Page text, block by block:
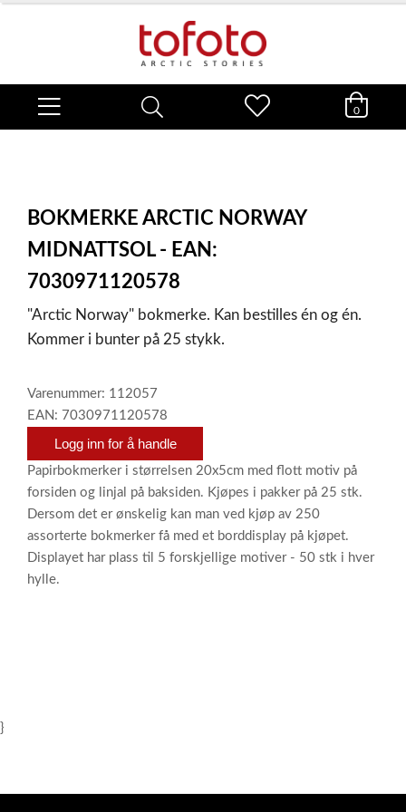
0
BOKMERKE ARCTIC NORWAY
MIDNATTSOL - EAN:
7030971120578
"Arctic Norway" bokmerke. Kan bestilles én og én.
Kommer i bunter på 25 stykk.
Varenummer: 112057
EAN: 7030971120578
Logg inn for å handle
Papirbokmerker i størrelsen 20x5cm med flott motiv på
forsiden og linjal på baksiden. Kjøpes i pakker på 25 stk.
Dersom det er ønskelig kan man ved kjøp av 250
assorterte bokmerker få med et borddisplay på kjøpet.
Displayet har plass til 5 forskjellige motiver - 50 stk i hver
hylle.
}